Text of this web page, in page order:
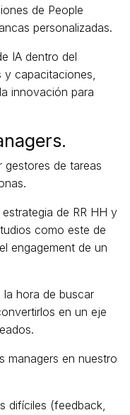
de People
personalizadas.
IA dentro del
y capacitaciones,
innovación para
gestores de tareas
de RR HH y
como este de
engagement de un
hora de buscar
en un eje
managers en nuestro
difíciles (feedback,